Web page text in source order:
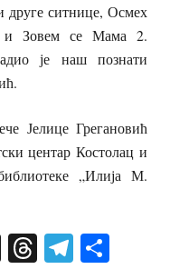
друге ситнице, Осмех
и Зовем се Мама 2.
је наш познати
Грегановић
центар Костолац и
„Илија М.
X Threads